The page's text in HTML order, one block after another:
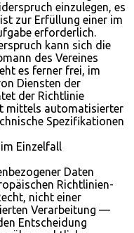
einzulegen, es
zur Erfüllung einer im
erforderlich.
kann sich die
des Vereines
es ferner frei, im
Diensten der
der Richtlinie
mittels automatisierter
Spezifikationen
Einzelfall
Daten
Richtlinien-
nicht einer
Verarbeitung —
Entscheidung